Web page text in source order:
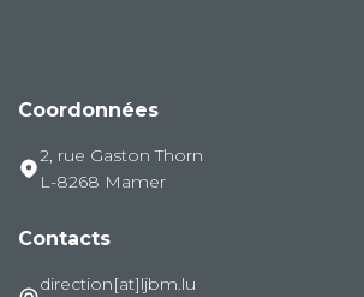
Coordonnées
2, rue Gaston Thorn
L-8268 Mamer
Contacts
direction[at]ljbm.lu